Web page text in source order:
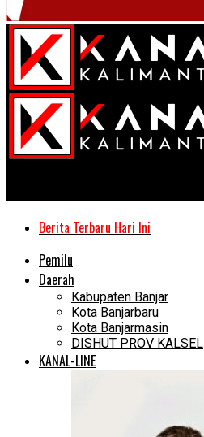
Berita Terbaru Hari Ini
Pemilu
Daerah
Kabupaten Banjar
Kota Banjarbaru
Kota Banjarmasin
DISHUT PROV KALSEL
KANAL-LINE